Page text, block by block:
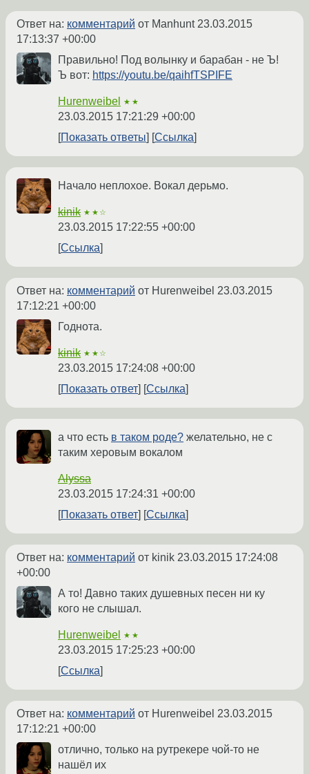
Ответ на: комментарий от Manhunt23.03.2015
17:13:37 +00:00
Правильно! Под волынку и барабан - не Ъ!
Ъ вот: https://youtu.be/qaihfTSPIFE
Hurenweibel ★★
23.03.2015 17:21:29 +00:00
Показать ответы
Ссылка
Начало неплохое. Вокал дерьмо.
kinik ★★☆
23.03.2015 17:22:55 +00:00
Ссылка
Ответ на: комментарий от Hurenweibel 23.03.2015
17:12:21 +00:00
Годнота.
kinik ★★☆
23.03.2015 17:24:08 +00:00
Показать ответ
Ссылка
а что есть в таком роде? желательно, не с
таким херовым вокалом
Alyssa
23.03.2015 17:24:31 +00:00
Показать ответ
Ссылка
Ответ на: комментарий от kinik 23.03.2015 17:24:08
+00:00
А то! Давно таких душевных песен ни ку
кого не слышал.
Hurenweibel ★★
23.03.2015 17:25:23 +00:00
Ссылка
Ответ на: комментарий от Hurenweibel 23.03.2015
17:12:21 +00:00
отлично, только на рутрекере чой-то не
нашёл их